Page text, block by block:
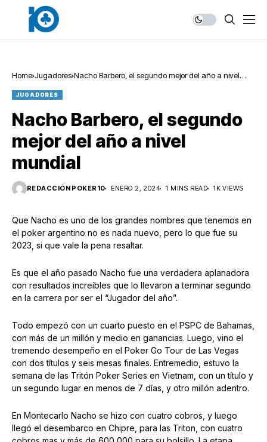
Home Jugadores Nacho Barbero, el segundo mejor del año a nivel
JUGADORES
Nacho Barbero, el segundo
mejor del año a nivel
mundial
REDACCIÓN POKER10 ENERO 2, 2024 1 MINS READ 1K VIEWS
Que Nacho es uno de los grandes nombres que tenemos en
el poker argentino no es nada nuevo, pero lo que fue su
2023, si que vale la pena resaltar.
Es que el año pasado Nacho fue una verdadera aplanadora
con resultados increíbles que lo llevaron a terminar segundo
en la carrera por ser el “Jugador del año”.
Todo empezó con un cuarto puesto en el PSPC de Bahamas,
con más de un millón y medio en ganancias. Luego, vino el
tremendo desempeño en el Poker Go Tour de Las Vegas
con dos títulos y seis mesas finales. Entremedio, estuvo la
semana de las Tritón Poker Series en Vietnam, con un título y
un segundo lugar en menos de 7 días, y otro millón adentro.
En Montecarlo Nacho se hizo con cuatro cobros, y luego
llegó el desembarco en Chipre, para las Triton, con cuatro